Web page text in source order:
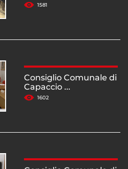
1581
Consiglio Comunale di
Capaccio ...
1602